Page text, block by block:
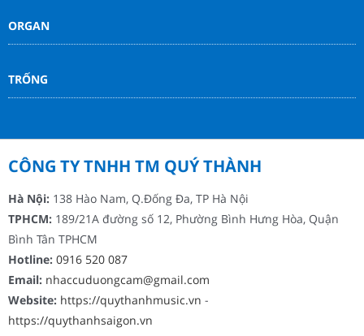
ORGAN
TRỐNG
CÔNG TY TNHH TM QUÝ THÀNH
Hà Nội: 138 Hào Nam, Q.Đống Đa, TP Hà Nội
TPHCM: 189/21A đường số 12, Phường Bình Hưng Hòa, Quận
Bình Tân TPHCM
Hotline: 0916 520 087
Email: nhaccuduongcam@gmail.com
Website: https://quythanhmusic.vn -
https://quythanhsaigon.vn